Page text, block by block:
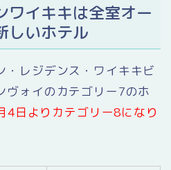
ワイキキは全室オー
しいホテル
・レジデンス・ワイキキビ
ヴォイのカテゴリー7のホ
4日よりカテゴリー8になり